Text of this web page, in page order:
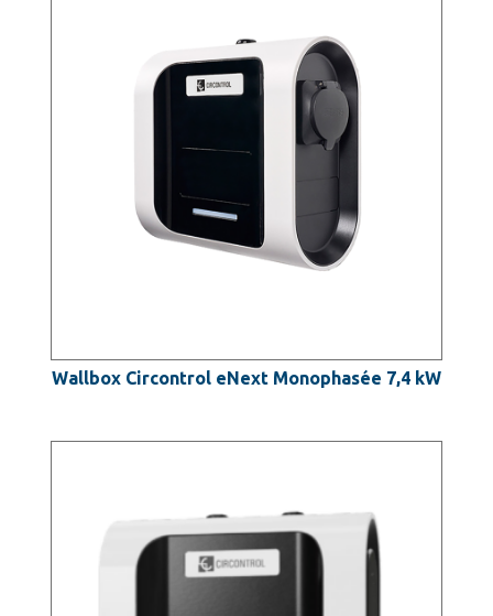
Wallbox Circontrol eNext Monophasée 7,4 kW